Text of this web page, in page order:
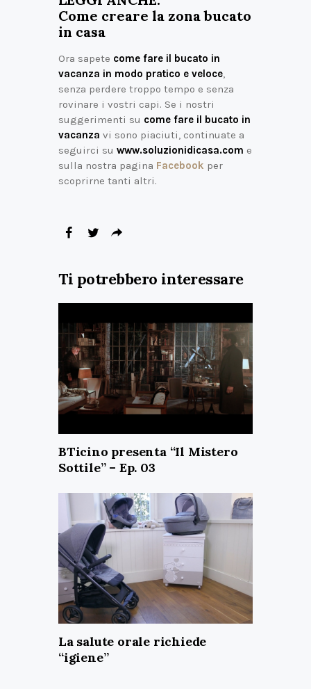
Come creare la zona bucato
in casa
Ora sapete come fare il bucato in
vacanza in modo pratico e veloce
senza perdere troppo tempo e senza
rovinare i vostri capi. Se i nostri
suggerimenti su come fare il bucato in
vacanza vi sono piaciuti, continuate a
seguirci su www.soluzionidicasa.com e
sulla nostra pagina Facebook per
scoprirne tanti altri.
Ti potrebbero interessare
BTicino presenta “Il Mistero
Sottile” – Ep. 03
La salute orale richiede
“igiene”